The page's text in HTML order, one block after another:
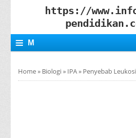
https://
≡ M
Home» Biologi» IPA» Penyebab